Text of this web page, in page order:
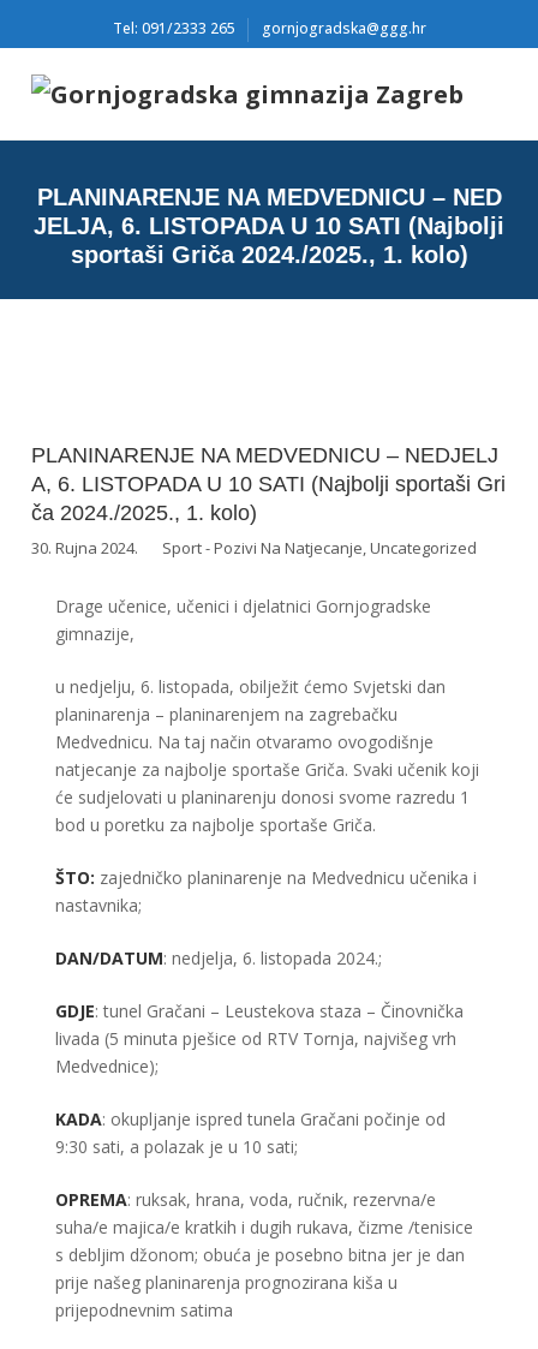
Tel: 091/2333 265 gornjogradska@ggg.hr
PLANINARENJE NA MEDVEDNICU – NED
JELJA, 6. LISTOPADA U 10 SATI (Najbolji
sportaši Griča 2024./2025., 1. kolo)
PLANINARENJE NA MEDVEDNICU – NEDJELJ
A, 6. LISTOPADA U 10 SATI (Najbolji sportaši Gri
ča 2024./2025., 1. kolo)
30. Rujna 2024. Sport - Pozivi Na Natjecanje,Uncategorized
Drage učenice, učenici i djelatnici Gornjogradske
gimnazije,
u nedjelju, 6. listopada, obilježit ćemo Svjetski dan
planinarenja – planinarenjem na zagrebačku
Medvednicu. Na taj način otvaramo ovogodišnje
natjecanje za najbolje sportaše Griča. Svaki učenik koji
će sudjelovati u planinarenju donosi svome razredu 1
bod u poretku za najbolje sportaše Griča.
ŠTO: zajedničko planinarenje na Medvednicu učenika i
nastavnika;
DAN/DATUM: nedjelja, 6. listopada 2024.;
GDJE: tunel Gračani – Leustekova staza – Činovnička
livada (5 minuta pješice od RTV Tornja, najvišeg vrh
Medvednice);
KADA: okupljanje ispred tunela Gračani počinje od
9:30 sati, a polazak je u 10 sati;
OPREMA: ruksak, hrana, voda, ručnik, rezervna/e
suha/e majica/e kratkih i dugih rukava, čizme /tenisice
s debljim džonom; obuća je posebno bitna jer je dan
prije našeg planinarenja prognozirana kiša u
prijepodnevnim satima